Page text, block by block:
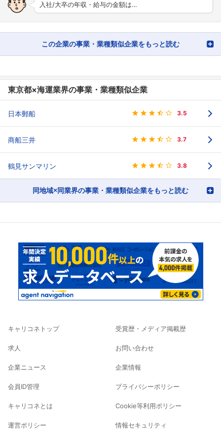
入社/大卒の年収・給与の金額は…
この企業の事業・業種類似企業をもっと読む
東京都×海運業界の事業・業種類似企業
日本郵船 3.5
商船三井 3.7
鶴見サンマリン 3.8
同地域×同業界の事業・業種類似企業をもっと読む
キャリコネトップ
求人
企業ニュース
会員ID管理
キャリコネとは
運営ポリシー
受賞歴・メディア掲載歴
お問い合わせ
企業情報
プライバシーポリシー
Cookie等利用ポリシー
情報セキュリティ